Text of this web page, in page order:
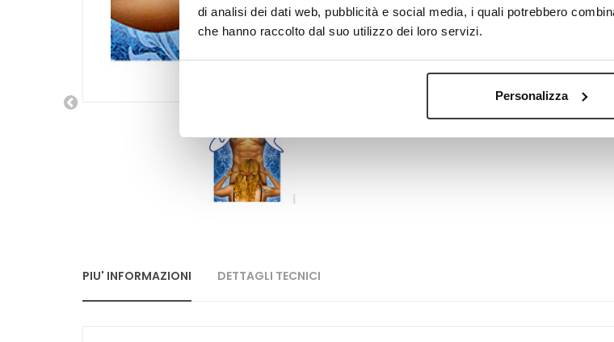
di analisi dei dati web, pubblicità e social media, i quali potrebbero
che hanno raccolto dal suo utilizzo dei loro servizi.
Personalizza
PIU' INFORMAZIONI DETTAGLI TECNICI